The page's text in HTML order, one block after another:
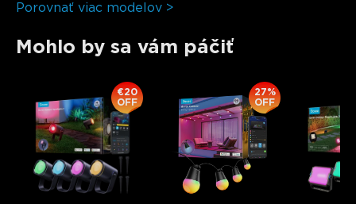
Porovnať viac modelov >
Mohlo by sa vám páčiť
€20
OFF
27%
OFF